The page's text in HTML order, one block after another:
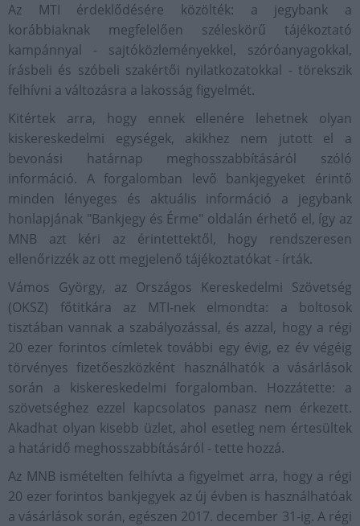
Az MTI érdeklődésére közölték: a jegybank a
korábbiaknak megfelelően széleskörű tájékoztató
kampánnyal - sajtóközleményekkel, szóróanyagokkal,
írásbeli és szóbeli szakértői nyilatkozatokkal - törekszik
felhívni a változásra a lakosság figyelmét.
Kitértek arra, hogy ennek ellenére lehetnek olyan
kiskereskedelmi egységek, akikhez nem jutott el a
bevonási határnap meghosszabbításáról szóló
információ. A forgalomban levő bankjegyeket érintő
minden lényeges és aktuális információ a jegybank
honlapjának "Bankjegy és Érme" oldalán érhető el, így az
MNB azt kéri az érintettektől, hogy rendszeresen
ellenőrizzék az ott megjelenő tájékoztatókat - írták.
Vámos György, az Országos Kereskedelmi Szövetség
(OKSZ) főtitkára az MTI-nek elmondta: a boltosok
tisztában vannak a szabályozással, és azzal, hogy a régi
20 ezer forintos címletek további egy évig, ez év végéig
törvényes fizetőeszközként használhatók a vásárlások
során a kiskereskedelmi forgalomban. Hozzátette: a
szövetséghez ezzel kapcsolatos panasz nem érkezett.
Akadhat olyan kisebb üzlet, ahol esetleg nem értesültek
a határidő meghosszabbításáról - tette hozzá.
Az MNB ismételten felhívta a figyelmet arra, hogy a régi
20 ezer forintos bankjegyek az új évben is használhatóak
a vásárlások során, egészen 2017. december 31-ig. A régi